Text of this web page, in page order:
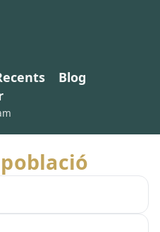
Blog